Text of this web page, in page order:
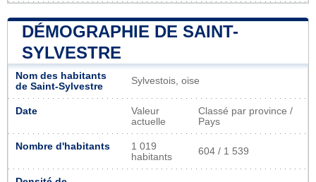
DÉMOGRAPHIE DE SAINT-
SYLVESTRE
Nom des habitants
de Saint-Sylvestre
Sylvestois, oise
Date
Valeur
actuelle
Classé par province /
Pays
Nombre d'habitants
1 019
habitants
604 / 1 539